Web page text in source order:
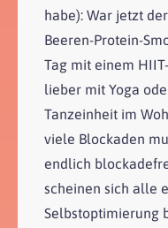
habe): War jetzt
Beeren-Protein-
Tag mit einem
lieber mit Yoga
Tanzeinheit im
viele Blockaden
endlich
scheinen sich alle
Selbstoptimierung